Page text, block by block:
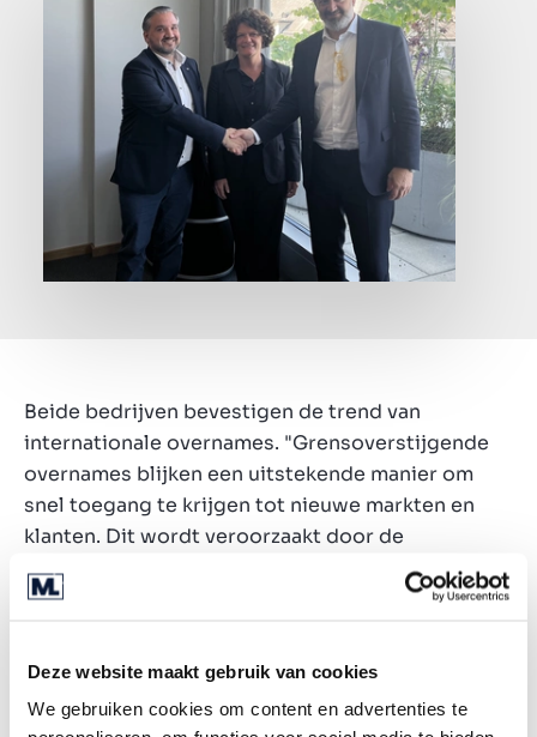
Deze website maakt gebruik van cookies
We gebruiken cookies om content en advertenties te
Beide bedrijven bevestigen de trend van
internationale overnames. "Grensoverstijgende
overnames blijken een uitstekende manier om
snel toegang te krijgen tot nieuwe markten en
klanten. Dit wordt veroorzaakt door de
verzadiging of achteruitgang van de
thuismarkten, de noodzaak om te diversifiëren,
uitdagingen in het vinden van opvolging. We zijn
kunnen ondersteunen bij het bereiken van hun